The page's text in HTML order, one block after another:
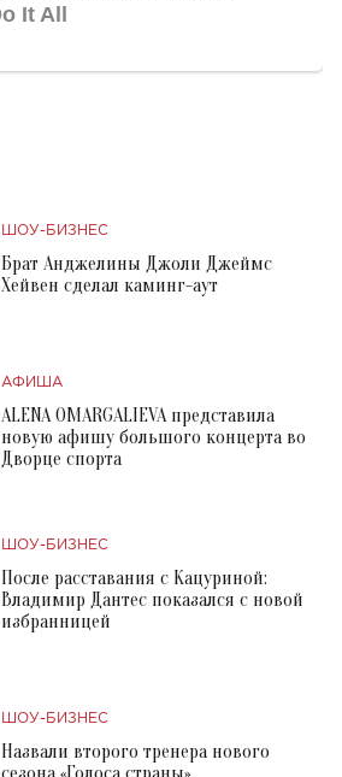
ШОУ-БИЗНЕС
Брат Анджелины Джоли Джеймс
Хейвен сделал каминг-аут
АФИША
ALENA OMARGALIEVA представила
новую афишу большого концерта во
Дворце спорта
ШОУ-БИЗНЕС
После расставания с Кацуриной:
Владимир Дантес показался с новой
избранницей
ШОУ-БИЗНЕС
Назвали второго тренера нового